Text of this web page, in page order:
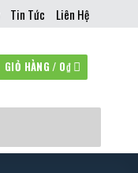
Tin Tức Liên Hệ
GIỎ HÀNG / 0₫